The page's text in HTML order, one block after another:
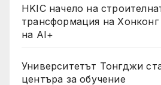
HKIC начело на
трансформация на
на AI+
Университетът Тонгджи
центъра за обучение